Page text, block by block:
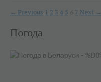
← Previous 1 2 3 4 5 6 7 Next →
Погода